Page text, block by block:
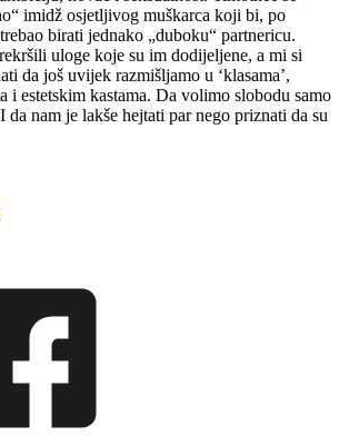
imidž osjetljivog muškarca koji bi, po
birati jednako „duboku“ partnericu.
uloge koje su im dodijeljene, a mi si
da još uvijek razmišljamo u ‘klasama’,
i estetskim kastama. Da volimo slobodu samo
nam je lakše hejtati par nego priznati da su